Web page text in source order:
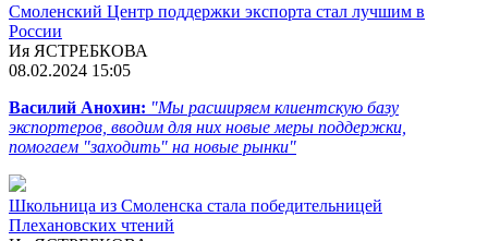
Смоленский Центр поддержки экспорта стал лучшим в
России
Ия ЯСТРЕБКОВА
08.02.2024 15:05
Василий Анохин: "Мы расширяем клиентскую базу
экспортеров, вводим для них новые меры поддержки,
помогаем "заходить" на новые рынки"
Школьница из Смоленска стала победительницей
Плехановских чтений